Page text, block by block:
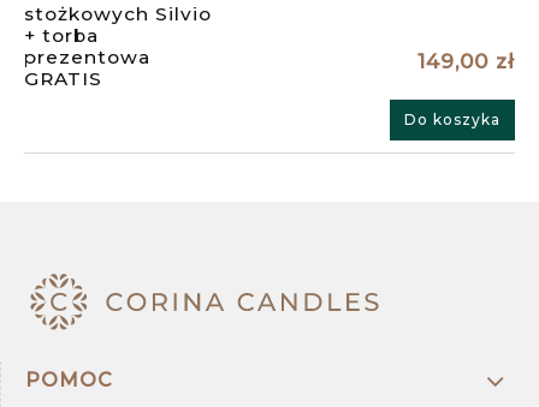
149,00 zł
Do koszyka
POMOC